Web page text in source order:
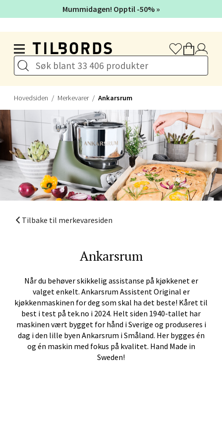
Hovedsiden Merkevarer Ankarsrum
Tilbake til merkevaresiden
Ankarsrum
Når du behøver skikkelig assistanse på kjøkkenet er
valget enkelt. Ankarsrum Assistent Original er
kjøkkenmaskinen for deg som skal ha det beste! Kåret til
best i test på tek.no i 2024. Helt siden 1940-tallet har
maskinen vært bygget for hånd i Sverige og produseres i
dag i den lille byen Ankarsrum i Småland. Her bygges én
og én maskin med fokus på kvalitet. Hand Made in
Sweden!
Mummidagen! Opptil -50% »